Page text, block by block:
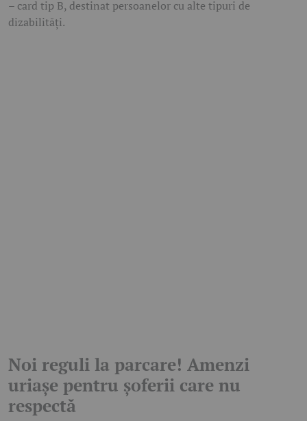
– card tip B, destinat persoanelor cu alte tipuri de
dizabilități.
Noi reguli la parcare! Amenzi
uriașe pentru șoferii care nu
respectă